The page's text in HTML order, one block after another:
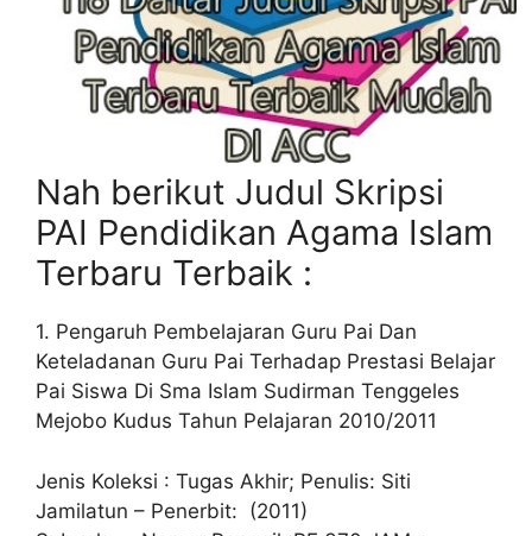
Nah berikut Judul Skripsi
PAI Pendidikan Agama Islam
Terbaru Terbaik :
1. Pengaruh Pembelajaran Guru Pai Dan
Keteladanan Guru Pai Terhadap Prestasi Belajar
Pai Siswa Di Sma Islam Sudirman Tenggeles
Mejobo Kudus Tahun Pelajaran 2010/2011
Jenis Koleksi : Tugas Akhir; Penulis: Siti
Jamilatun – Penerbit: (2011)